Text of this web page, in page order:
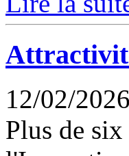
12/02/2026
Plus de